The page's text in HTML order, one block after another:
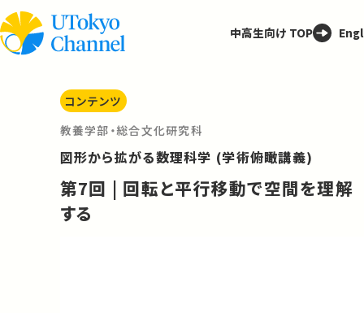
中高生向け TOP
コンテンツ
教養学部・総合文化研究科
図形から拡がる数理科学 (学術俯瞰講義)
第7回 | 回転と平行移動で空間を理解
する